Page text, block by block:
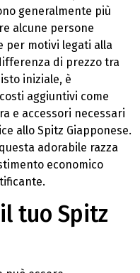
generalmente più
alcune persone
per motivi legati alla
di prezzo tra
iniziale, è
aggiuntivi come
e accessori necessari
allo Spitz Giapponese.
adorabile razza
economico
tuo Spitz